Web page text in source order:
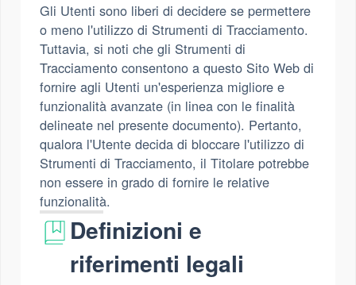
Gli Utenti sono liberi di decidere se permettere
o meno l'utilizzo di Strumenti di Tracciamento.
Tuttavia, si noti che gli Strumenti di
Tracciamento consentono a questo Sito Web di
fornire agli Utenti un'esperienza migliore e
funzionalità avanzate (in linea con le finalità
delineate nel presente documento). Pertanto,
qualora l'Utente decida di bloccare l'utilizzo di
Strumenti di Tracciamento, il Titolare potrebbe
non essere in grado di fornire le relative
funzionalità.
Definizioni e
riferimenti legali